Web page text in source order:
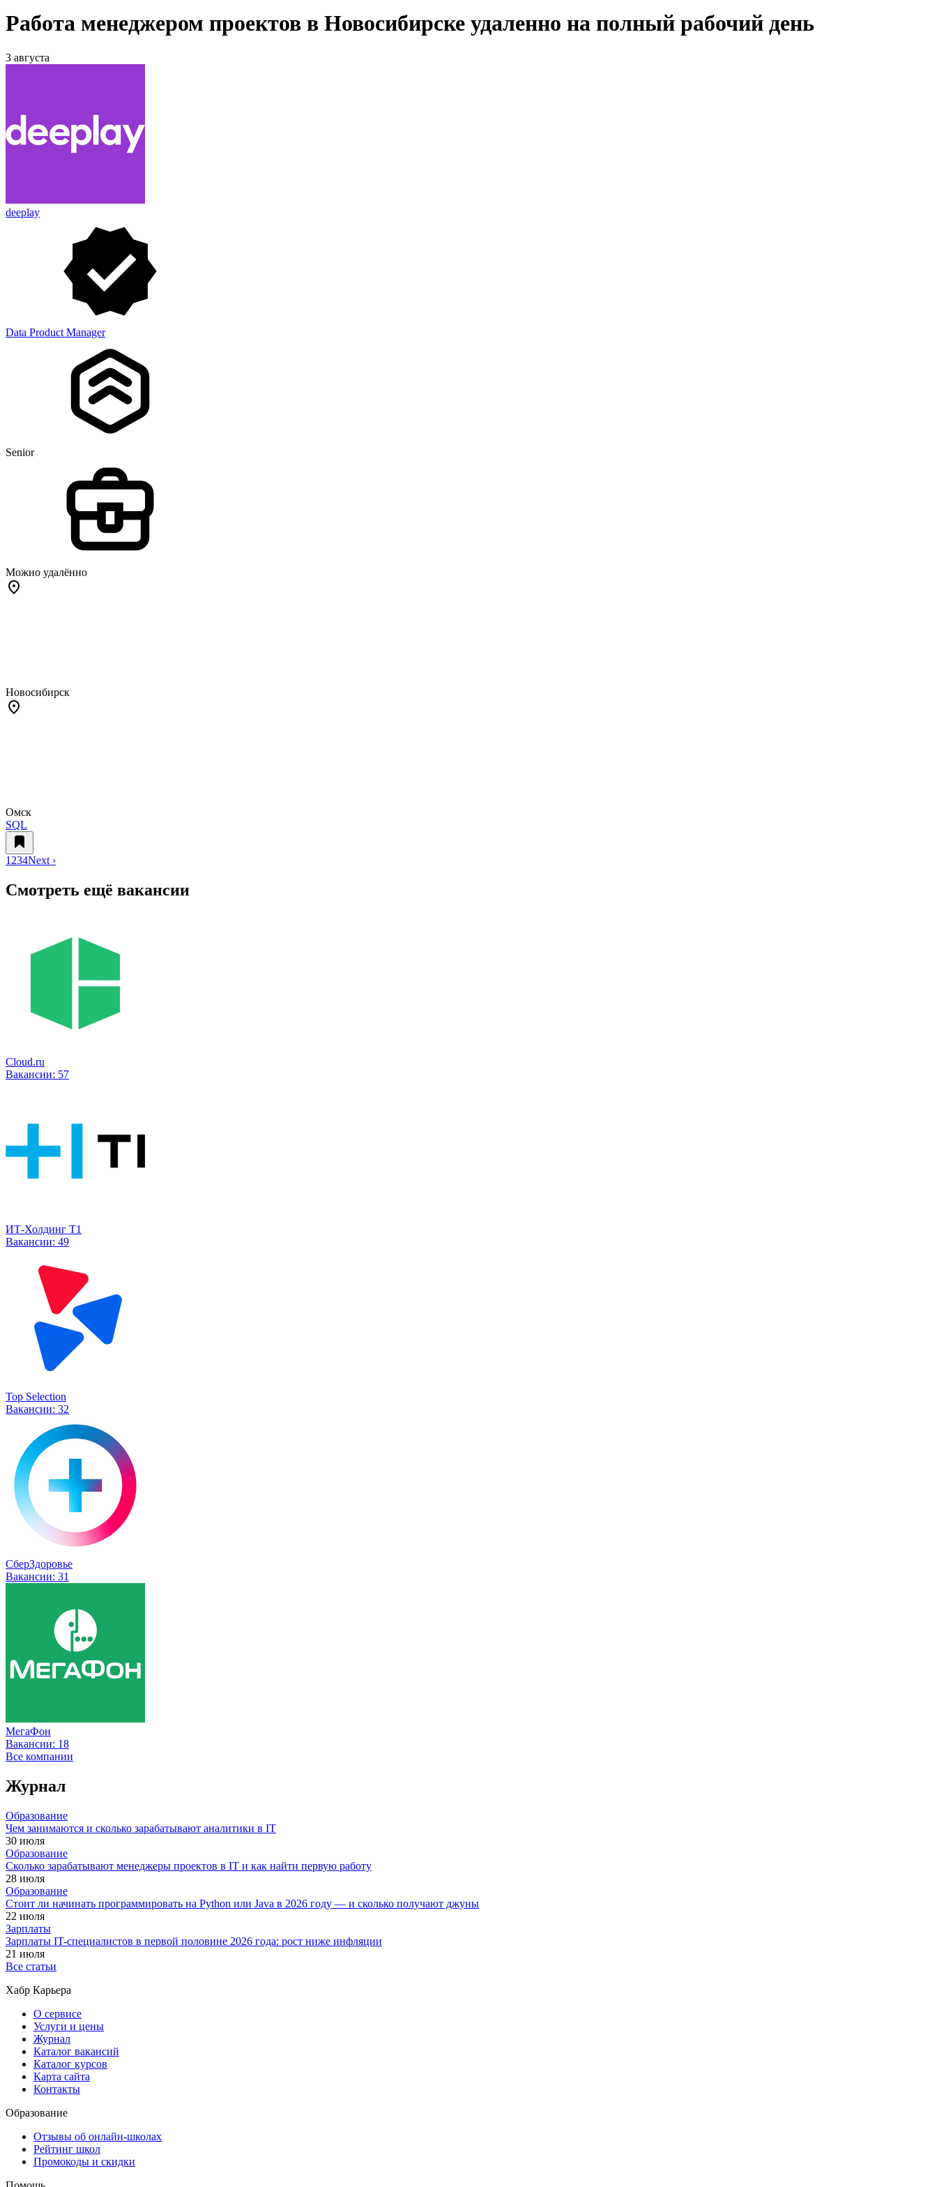
Работа менеджером проектов в Новосибирске удаленно на полный рабочий день
3 августа
deeplay
Data Product Manager
Senior
Можно удалённо
Новосибирск
Омск
SQL
1 234Next ›
Смотреть ещё вакансии
Cloud.ru
Вакансии: 57
ИТ-Холдинг Т1
Вакансии: 49
Top Selection
Вакансии: 32
СберЗдоровье
Вакансии: 31
МегаФон
Вакансии: 18
Все компании
Журнал
Образование
Чем занимаются и сколько зарабатывают аналитики в IT
30 июля
Образование
Сколько зарабатывают менеджеры проектов в IT и как найти первую работу
28 июля
Образование
Стоит ли начинать программировать на Python или Java в 2026 году — и сколько получают джуны
22 июля
Зарплаты
Зарплаты IT-специалистов в первой половине 2026 года: рост ниже инфляции
21 июля
Все статьи
Хабр Карьера
О сервисе
Услуги и цены
Журнал
Каталог вакансий
Каталог курсов
Карта сайта
Контакты
Образование
Отзывы об онлайн-школах
Рейтинг школ
Промокоды и скидки